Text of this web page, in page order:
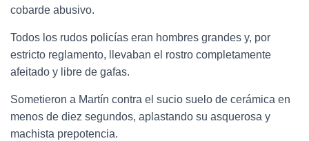
cobarde abusivo.
Todos los rudos policías eran hombres grandes y, por
estricto reglamento, llevaban el rostro completamente
afeitado y libre de gafas.
Sometieron a Martín contra el sucio suelo de cerámica en
menos de diez segundos, aplastando su asquerosa y
machista prepotencia.